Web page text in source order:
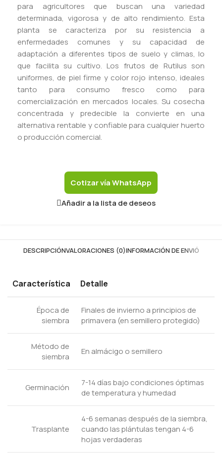
para agricultores que buscan una variedad
determinada, vigorosa y de alto rendimiento. Esta
planta se caracteriza por su resistencia a
enfermedades comunes y su capacidad de
adaptación a diferentes tipos de suelo y climas, lo
que facilita su cultivo. Los frutos de Rutilus son
uniformes, de piel firme y color rojo intenso, ideales
tanto para consumo fresco como para
comercialización en mercados locales. Su cosecha
concentrada y predecible la convierte en una
alternativa rentable y confiable para cualquier huerto
o producción comercial.
Cotizar vía WhatsApp
Añadir a la lista de deseos
DESCRIPCIÓNVALORACIONES (0)INFORMACIÓN DE ENVIÓ
Característica Detalle
Época de
siembra
Finales de invierno a principios de
primavera (en semillero protegido)
Método de
siembra
En almácigo o semillero
Germinación
7-14 días bajo condiciones óptimas
de temperatura y humedad
Trasplante
4-6 semanas después de la siembra,
cuando las plántulas tengan 4-6
hojas verdaderas